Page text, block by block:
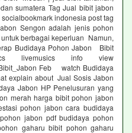
sumatera Tag Jual bibit jabon
indonesia post tag
Sengon adalah jenis pohon
berbagai keperluan Namun,
Budidaya Pohon Jabon Bibit
info view
Feb watch Budidaya
explain about Jual Sosis Jabon
Jabon HP Penelusuran yang
merah harga bibit pohon jabon
pohon jabon cara budidaya
jabon pdf budidaya pohon
gaharu bibit pohon gaharu